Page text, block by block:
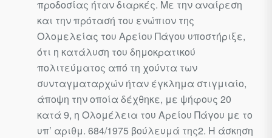
προδοσίας ήταν διαρκές. Με την αναίρεση
και την πρότασή του ενώ­πιον της
Ολομελείας του Αρείου Πάγου υποστήριξε,
ότι η κατάλυση του δημοκρατικού
πολιτεύματος από τη χούντα των
συνταγματαρχών ήταν έγκλημα στιγμιαίο,
άποψη την οποία δέχθηκε, με ψήφους 20
κατά 9, η Ολομέλεια του Αρείου Πάγου με το
υπ’ αριθμ. 684/1975 βούλευμά της2. Η άσκηση